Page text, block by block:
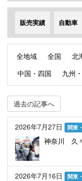
販売実績 自動車
全地域 全国 北
中国・四国
九州
過去の記事へ
2026年7月27日 関東
神奈川 久
2026年7月16日 関東